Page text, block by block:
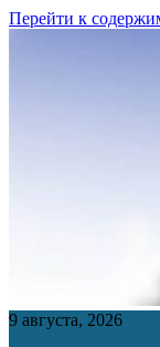
Перейти к
9 августа, 2026